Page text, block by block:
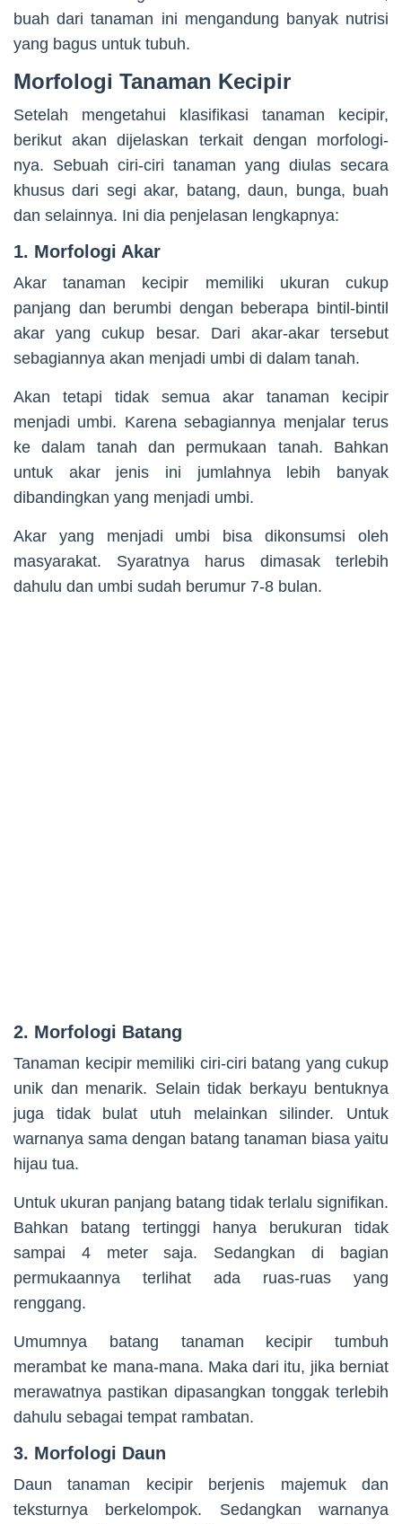
buah dari tanaman ini mengandung banyak nutrisi
yang bagus untuk tubuh.
Morfologi Tanaman Kecipir
Setelah mengetahui klasifikasi tanaman kecipir,
berikut akan dijelaskan terkait dengan morfologi-
nya. Sebuah ciri-ciri tanaman yang diulas secara
khusus dari segi akar, batang, daun, bunga, buah
dan selainnya. Ini dia penjelasan lengkapnya:
1. Morfologi Akar
Akar tanaman kecipir memiliki ukuran cukup
panjang dan berumbi dengan beberapa bintil-bintil
akar yang cukup besar. Dari akar-akar tersebut
sebagiannya akan menjadi umbi di dalam tanah.
Akan tetapi tidak semua akar tanaman kecipir
menjadi umbi. Karena sebagiannya menjalar terus
ke dalam tanah dan permukaan tanah. Bahkan
untuk akar jenis ini jumlahnya lebih banyak
dibandingkan yang menjadi umbi.
Akar yang menjadi umbi bisa dikonsumsi oleh
masyarakat. Syaratnya harus dimasak terlebih
dahulu dan umbi sudah berumur 7-8 bulan.
2. Morfologi Batang
Tanaman kecipir memiliki ciri-ciri batang yang cukup
unik dan menarik. Selain tidak berkayu bentuknya
juga tidak bulat utuh melainkan silinder. Untuk
warnanya sama dengan batang tanaman biasa yaitu
hijau tua.
Untuk ukuran panjang batang tidak terlalu signifikan.
Bahkan batang tertinggi hanya berukuran tidak
sampai 4 meter saja. Sedangkan di bagian
permukaannya terlihat ada ruas-ruas yang
renggang.
Umumnya batang tanaman kecipir tumbuh
merambat ke mana-mana. Maka dari itu, jika berniat
merawatnya pastikan dipasangkan tonggak terlebih
dahulu sebagai tempat rambatan.
3. Morfologi Daun
Daun tanaman kecipir berjenis majemuk dan
teksturnya berkelompok. Sedangkan warnanya